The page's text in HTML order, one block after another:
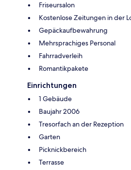
Friseursalon
Kostenlose Zeitungen in der
Gepäckaufbewahrung
Mehrsprachiges Personal
Fahrradverleih
Romantikpakete
Einrichtungen
1 Gebäude
Baujahr 2006
Tresorfach an der Rezeption
Garten
Picknickbereich
Terrasse